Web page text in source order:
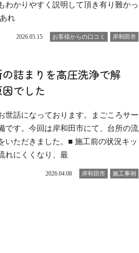
わかりやすく説明して頂き有り難かっ
れ
2026.05.15 お客様からの口コミ 岸和田市
詰まりを高圧洗浄で解
でした
世話になっております。まごころサー
です。今回は岸和田市にて、台所の流
いただきました。■ 施工前の状況キッ
れにくくなり、最
2026.04.08 岸和田市 施工事例